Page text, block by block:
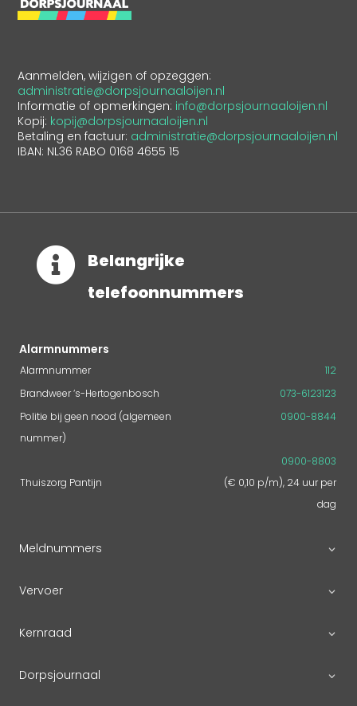
Aanmelden, wijzigen of opzeggen:
administratie@dorpsjournaaloijen.nl
Informatie of opmerkingen: info@dorpsjournaaloijen.nl
Kopij: kopij@dorpsjournaaloijen.nl
Betaling en factuur: administratie@dorpsjournaaloijen.nl
IBAN: NL36 RABO 0168 4655 15

Belangrijke
telefoonnummers
Alarmnummers
Alarmnummer
112
Brandweer ‘s-Hertogenbosch
073-6123123
Politie bij geen nood (algemeen
nummer)
0900-8844
Thuiszorg Pantijn
0900-8803
(€ 0,10 p/m), 24 uur per
dag
Meldnummers
Vervoer
Kernraad
Dorpsjournaal